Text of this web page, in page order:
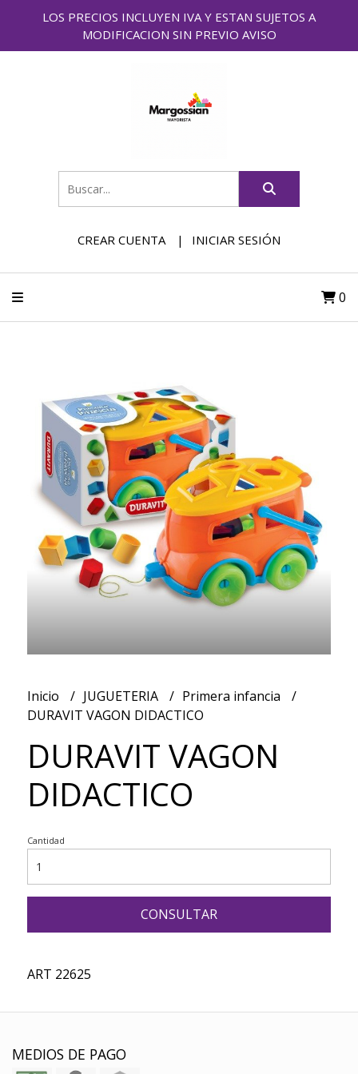
LOS PRECIOS INCLUYEN IVA Y ESTAN SUJETOS A
MODIFICACION SIN PREVIO AVISO
CREAR CUENTA INICIAR SESIÓN
0
Inicio JUGUETERIA
Primera infancia
DURAVIT VAGON DIDACTICO
DURAVIT VAGON
DIDACTICO
Cantidad
CONSULTAR
ART 22625
MEDIOS DE PAGO